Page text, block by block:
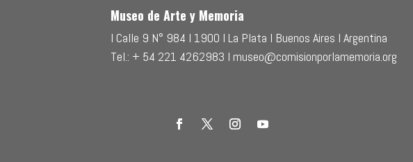
Museo de Arte y Memoria
l Calle 9 N° 984 l 1900 l La Plata l Buenos Aires l Argentina
Tel.: + 54 221 4262983 l museo@comisionporlamemoria.org